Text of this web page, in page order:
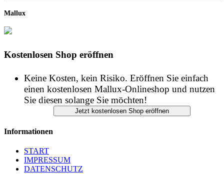
Mallux
Kostenlosen Shop eröffnen
Keine Kosten, kein Risiko. Eröffnen Sie einfach
einen kostenlosen Mallux-Onlineshop und nutzen
Sie diesen solange Sie möchten!
Informationen
START
IMPRESSUM
DATENSCHUTZ